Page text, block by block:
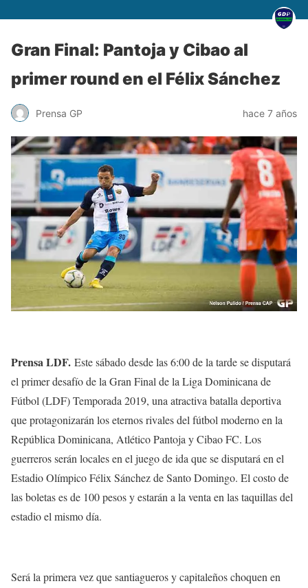
Gran Final: Pantoja y Cibao al
primer round en el Félix Sánchez
Prensa GP hace 7 años
Prensa LDF. Este sábado desde las 6:00 de la tarde se disputará
el primer desafío de la Gran Final de la Liga Dominicana de
Fútbol (LDF) Temporada 2019, una atractiva batalla deportiva
que protagonizarán los eternos rivales del fútbol moderno en la
República Dominicana, Atlético Pantoja y Cibao FC. Los
guerreros serán locales en el juego de ida que se disputará en el
Estadio Olímpico Félix Sánchez de Santo Domingo. El costo de
las boletas es de 100 pesos y estarán a la venta en las taquillas del
estadio el mismo día.
Será la primera vez que santiagueros y capitaleños choquen en